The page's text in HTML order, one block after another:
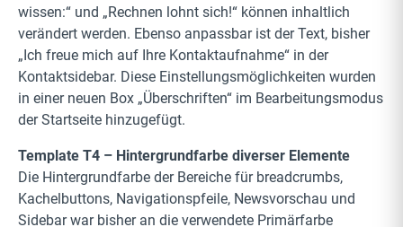
wissen:“ und „Rechnen lohnt sich!“ können inhaltlich
verändert werden. Ebenso anpassbar ist der Text, bisher
„Ich freue mich auf Ihre Kontaktaufnahme“ in der
Kontaktsidebar. Diese Einstellungsmöglichkeiten wurden
in einer neuen Box „Überschriften“ im Bearbeitungsmodus
der Startseite hinzugefügt.
Template T4 – Hintergrundfarbe diverser Elemente
Die Hintergrundfarbe der Bereiche für breadcrumbs,
Kachelbuttons, Navigationspfeile, Newsvorschau und
Sidebar war bisher an die verwendete Primärfarbe